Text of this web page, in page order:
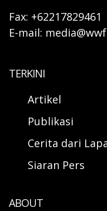
Fax: +62217829461
E-mail:
TERKINI
Artikel
Publikasi
Cerita dari
Siaran Pers
ABOUT